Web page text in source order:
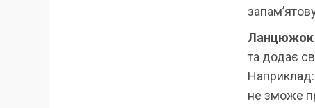
Ланцюжок
та додає
Наприклад:
не зможе